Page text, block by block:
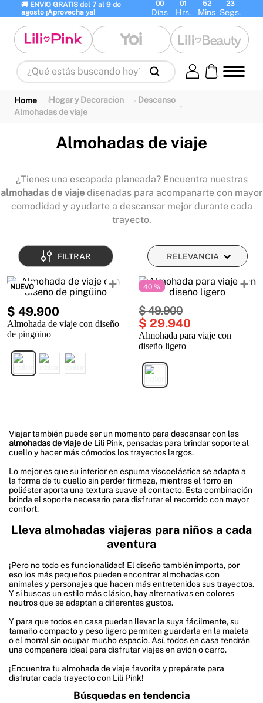
🚚 ENVIO GRATIS del 7 al 9 de
agosto ¡Aprovecha ya!
00
Días
01
Hrs.
52
Mins
23
Segs.
¿Qué estás buscando hoy?
Hogar y Decoracion
Descanso
Almohadas de viaje
Almohadas de viaje
¿Tienes una escapada planeada? Encuentra nuestras
almohadas de viaje diseñadas para acompañarte con mayor
comodidad y ayudarte a descansar mejor durante cada
trayecto.
FILTRAR RELEVANCIA
NUEVO
$ 49.900
Almohada de viaje con diseño
de pingüino
40 %
$49.900
$ 29.940
Almohada para viaje con
diseño ligero
Viajar también puede ser un momento para descansar con las
almohadas de viajede Lili Pink, pensadas para brindar soporte al
cuello y hacer más cómodos los trayectos largos.
Lo mejor es que su interior en espuma viscoelástica se adapta a
la forma de tu cuello sin perder firmeza, mientras el forro en
poliéster aporta una textura suave al contacto. Esta combinación
brinda el soporte necesario para disfrutar el recorrido con mayor
confort.
Lleva almohadas viajeras para niños a cada
aventura
¡Pero no todo es funcionalidad! El diseño también importa, por
eso los más pequeños pueden encontrar almohadas con
animales y personajes que hacen más entretenidos sus trayectos.
Y si buscas un estilo más clásico, hay alternativas en colores
neutros que se adaptan a diferentes gustos.
Y para que todos en casa puedan llevar la suya fácilmente, su
tamaño compacto y peso ligero permiten guardarla en la maleta
o el morral sin ocupar mucho espacio. Así, todos en casa tendrán
una compañera ideal para disfrutar viajes en avión o carro.
¡Encuentra tu almohada de viaje favorita y prepárate para
disfrutar cada trayecto con Lili Pink!
Búsquedas en tendencia
1. panty 2. brasier 3.
perfumes 8. maletas 9. perfume